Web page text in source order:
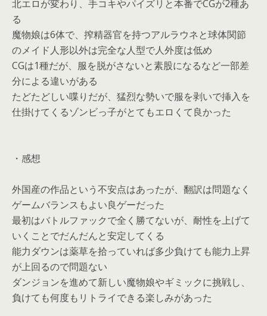
北エロが変わり、手コキやパイズリと本番でCGが2種あ
る
魔物娘は6体で、搾精器官を持つアルラウネと球体関節
のメイド人形以外は完全な人型で人外度は低め
CGは1種だが、服を脱がさないと素股になるなど一部差
分による違いがある
たどたどしい喋りだが、猛烈な勢いで服を剥いで挿入を
仕掛けてくるゾンビっ子がとてもエロくて良かった
・感想
外国産の作品という不安点はあったが、翻訳は問題なく
ゲームバランスもよい良ゲーだった
最初はバトルファックで全く勝てないが、耐性を上げて
いくことでだんだんと安定してくる
能力ダウンは薬草を拾っていれば多少負けても能力上昇
が上回るので問題ない
ダンジョンを進めて新しい魔物娘やギミックに挑戦し、
負けても何度もリトライできる楽しみがあった